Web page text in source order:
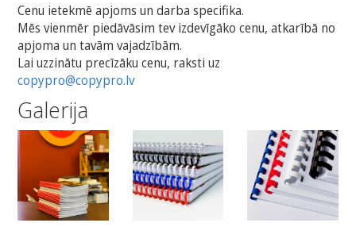
Cenu ietekmē apjoms un darba specifika.
Mēs vienmēr piedāvāsim tev izdevīgāko cenu, atkarībā no
apjoma un tavām vajadzībām.
Lai uzzinātu precīzāku cenu, raksti uz
copypro@copypro.lv
Galerija